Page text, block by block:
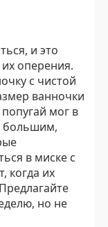
и это
оперения.
с чистой
ванночки
мог в
большим,
в миске с
когда их
но не